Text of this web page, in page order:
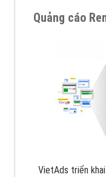
Quảng cáo
VietAds triển